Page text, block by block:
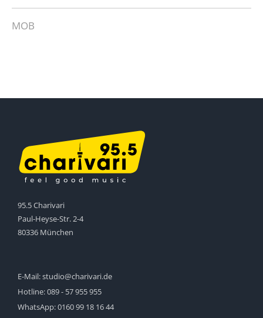
MOB
95.5 Charivari
Paul-Heyse-Str. 2-4
80336 München
E-Mail:studio@charivari.de
Hotline:089 - 57 955 955
WhatsApp:0160 99 18 16 44